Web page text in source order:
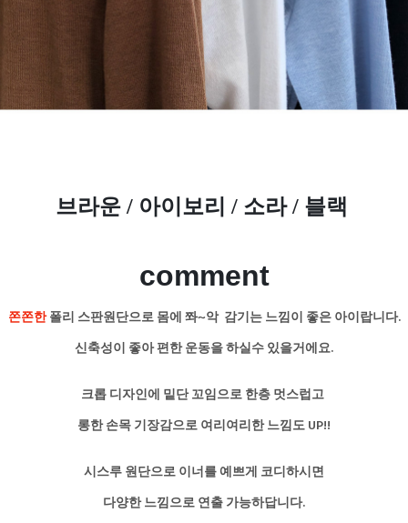
브라운 / 아이보리 / 소라 / 블랙
comment
쫀쫀한폴리 스판원단으로 몸에 쫘~악 감기는 느낌이 좋은 아이랍니다.
신축성이 좋아 편한 운동을 하실수 있을거에요.
크롭 디자인에 밑단 꼬임으로 한층 멋스럽고
롱한 손목 기장감으로 여리여리한 느낌도 UP!!
시스루 원단으로 이너를 예쁘게 코디하시면
다양한 느낌으로 연출 가능하답니다.